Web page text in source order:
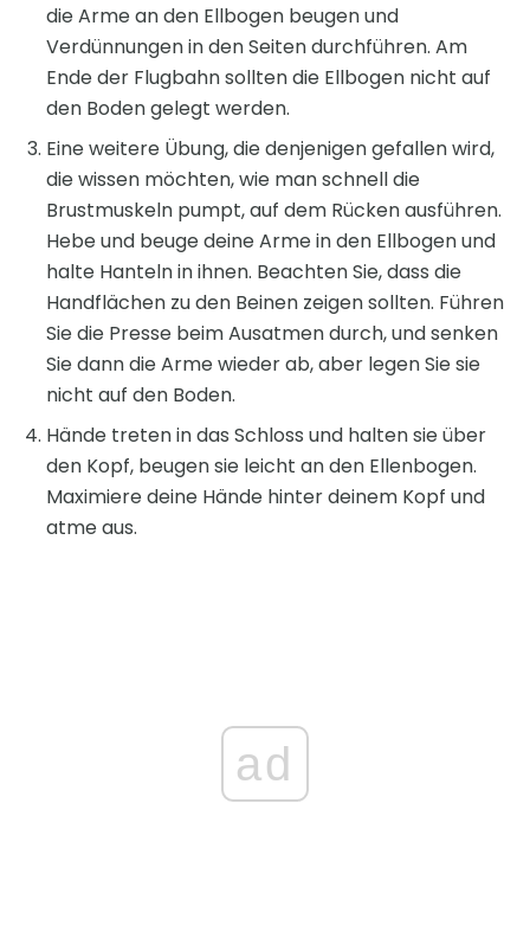
die Arme an den Ellbogen beugen und
Verdünnungen in den Seiten durchführen. Am
Ende der Flugbahn sollten die Ellbogen nicht auf
den Boden gelegt werden.
Eine weitere Übung, die denjenigen gefallen wird,
die wissen möchten, wie man schnell die
Brustmuskeln pumpt, auf dem Rücken ausführen.
Hebe und beuge deine Arme in den Ellbogen und
halte Hanteln in ihnen. Beachten Sie, dass die
Handflächen zu den Beinen zeigen sollten. Führen
Sie die Presse beim Ausatmen durch, und senken
Sie dann die Arme wieder ab, aber legen Sie sie
nicht auf den Boden.
Hände treten in das Schloss und halten sie über
den Kopf, beugen sie leicht an den Ellenbogen.
Maximiere deine Hände hinter deinem Kopf und
atme aus.
ad